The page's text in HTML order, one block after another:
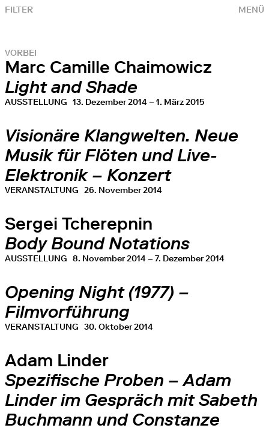
MENÜ
FILTER
VORBEI
Marc Camille Chaimowicz
Light and Shade
AUSSTELLUNG 13. Dezember 2014 – 1. März 2015
Visionäre Klangwelten. Neue
Musik für Flöten und Live-
Elektronik – Konzert
VERANSTALTUNG 26. November 2014
Sergei Tcherepnin
Body Bound Notations
AUSSTELLUNG 8. November 2014 – 7. Dezember 2014
Opening Night (1977) –
Filmvorführung
VERANSTALTUNG 30. Oktober 2014
Adam Linder
Spezifische Proben – Adam
Linder im Gespräch mit Sabeth
Buchmann und Constanze